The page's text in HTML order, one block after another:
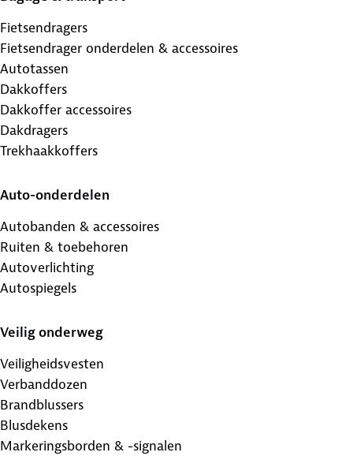
Fietsendragers
Fietsendrager onderdelen & accessoires
Autotassen
Dakkoffers
Dakkoffer accessoires
Dakdragers
Trekhaakkoffers
Auto-onderdelen
Autobanden & accessoires
Ruiten & toebehoren
Autoverlichting
Autospiegels
Veilig onderweg
Veiligheidsvesten
Verbanddozen
Brandblussers
Blusdekens
Markeringsborden & -signalen